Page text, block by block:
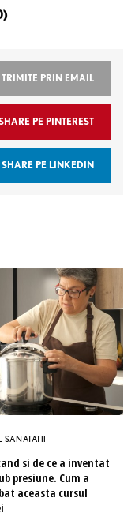
TRIMITE PRIN EMAIL
PE PINTEREST
SHARE PE LINKEDIN
SANATATII
si de ce a inventat
presiune. Cum a
aceasta cursul